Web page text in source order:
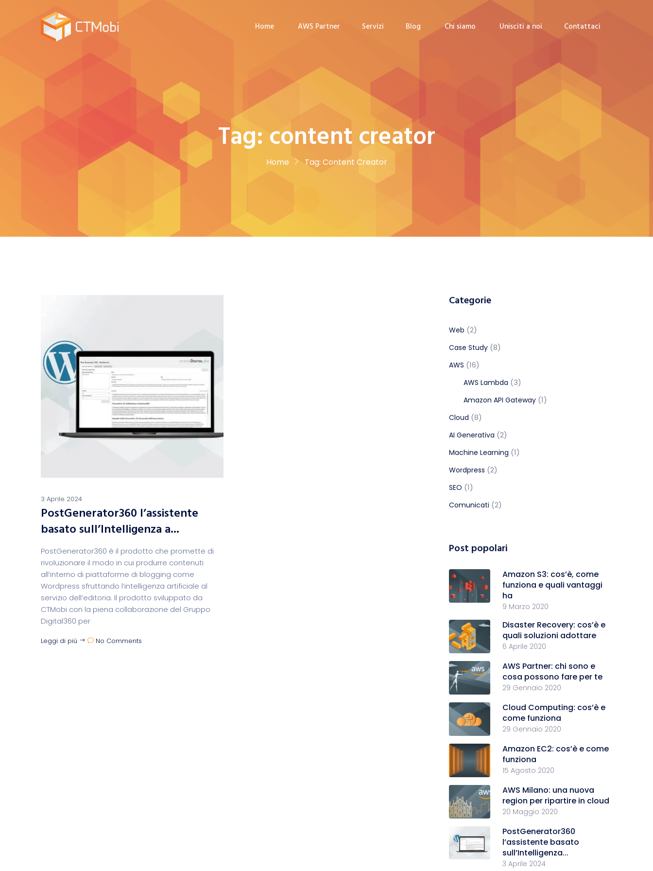
Home AWS Partner Servizi Blog Chi siamo Unisciti a noi Contattaci
Tag: content creator
Home Tag: Content Creator
3 Aprile 2024
PostGenerator360 l’assistente
basato sull’Intelligenza a...
PostGenerator360 è il prodotto che promette di
rivoluzionare il modo in cui produrre contenuti
all’interno di piattaforme di blogging come
Wordpress sfruttando l’intelligenza artificiale al
servizio dell’editoria. Il prodotto sviluppato da
CTMobi con la piena collaborazione del Gruppo
Digital360 per
Leggi di più No Comments
Categorie
Web (2)
Case Study (8)
AWS (16)
AWS Lambda (3)
Amazon API Gateway (1)
Cloud (8)
AI Generativa (2)
Machine Learning (1)
Wordpress (2)
SEO (1)
Comunicati (2)
Post popolari
Amazon S3: cos’è, come
funziona e quali vantaggi
ha
9 Marzo 2020
Disaster Recovery: cos’è e
quali soluzioni adottare
6 Aprile 2020
AWS Partner: chi sono e
cosa possono fare per te
29 Gennaio 2020
Cloud Computing: cos’è e
come funziona
29 Gennaio 2020
Amazon EC2: cos’è e come
funziona
15 Agosto 2020
AWS Milano: una nuova
region per ripartire in cloud
20 Maggio 2020
PostGenerator360
l’assistente basato
sull’Intelligenza...
3 Aprile 2024